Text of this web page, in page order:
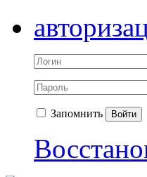
Запомнить Войти